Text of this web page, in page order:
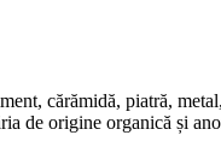
cărămidă, piatră,
de origine organică și